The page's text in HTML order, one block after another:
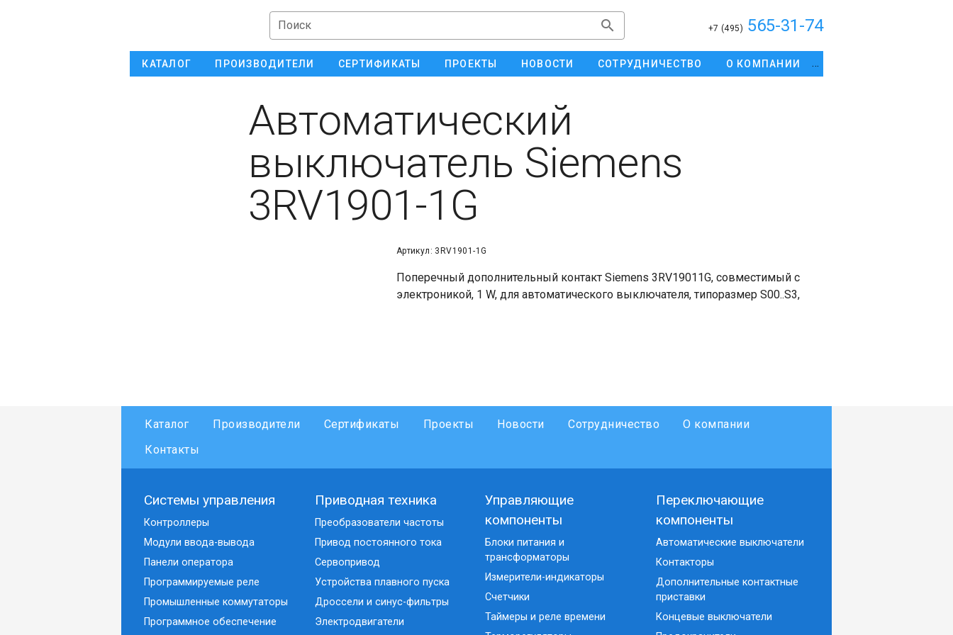
Поиск +7 (495) 565-31-74
КАТАЛОГ ПРОИЗВОДИТЕЛИ СЕРТИФИКАТЫ ПРОЕКТЫ НОВОСТИ СОТРУДНИЧЕСТВО О КОМПАНИИ
Автоматический
выключатель Siemens
3RV1901-1G
Артикул: 3RV1901-1G
Поперечный дополнительный контакт Siemens 3RV19011G, совместимый с
электроникой, 1 W, для автоматического выключателя, типоразмер S00..S3,
Каталог Производители Сертификаты Проекты Новости Сотрудничество
О компании
Контакты
Системы управления
Контроллеры
Модули ввода-вывода
Панели оператора
Программируемые реле
Промышленные коммутаторы
Программное обеспечение
Приводная техника
Преобразователи частоты
Привод постоянного тока
Сервопривод
Устройства плавного пуска
Дроссели и синус-фильтры
Электродвигатели
Управляющие
компоненты
Блоки питания и
трансформаторы
Измерители-индикаторы
Счетчики
Таймеры и реле времени
Переключающие
компоненты
Автоматические выключатели
Контакторы
Дополнительные контактные
приставки
Концевые выключатели